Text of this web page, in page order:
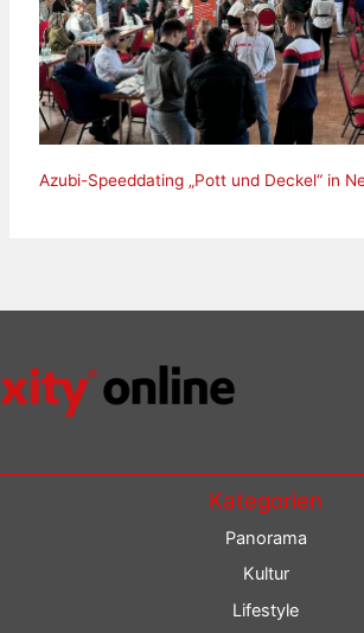
Azubi-Speeddating „Pott und Deckel“ in
Kategorien
Panorama
Kultur
Lifestyle